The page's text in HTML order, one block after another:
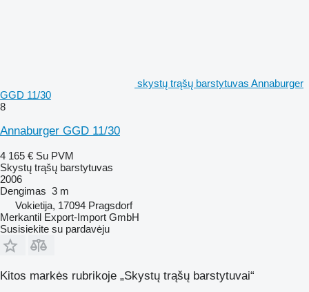
skystų trąšų barstytuvas Annaburger
GGD 11/30
8
Annaburger GGD 11/30
4 165 € Su PVM
Skystų trąšų barstytuvas
2006
Dengimas 3 m
Vokietija, 17094 Pragsdorf
Merkantil Export-Import GmbH
Susisiekite su pardavėju
Kitos markės rubrikoje „Skystų trąšų barstytuvai“